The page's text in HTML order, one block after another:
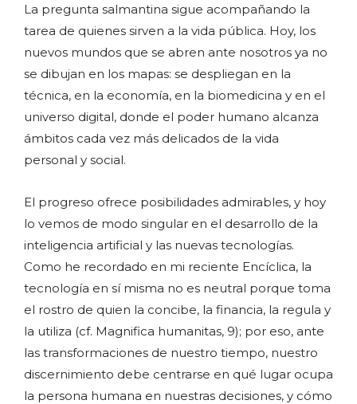
La pregunta salmantina sigue acompañando la
tarea de quienes sirven a la vida pública. Hoy, los
nuevos mundos que se abren ante nosotros ya no
se dibujan en los mapas: se despliegan en la
técnica, en la economía, en la biomedicina y en el
universo digital, donde el poder humano alcanza
ámbitos cada vez más delicados de la vida
personal y social.
El progreso ofrece posibilidades admirables, y hoy
lo vemos de modo singular en el desarrollo de la
inteligencia artificial y las nuevas tecnologías.
Como he recordado en mi reciente Encíclica, la
tecnología en sí misma no es neutral porque toma
el rostro de quien la concibe, la financia, la regula y
la utiliza (cf. Magnifica humanitas, 9); por eso, ante
las transformaciones de nuestro tiempo, nuestro
discernimiento debe centrarse en qué lugar ocupa
la persona humana en nuestras decisiones, y cómo